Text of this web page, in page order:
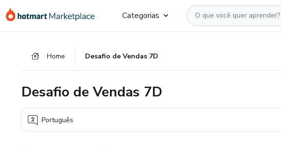
para
para
para
Categorias
Home Desafio de Vendas 7D
Desafio de Vendas 7D
Português